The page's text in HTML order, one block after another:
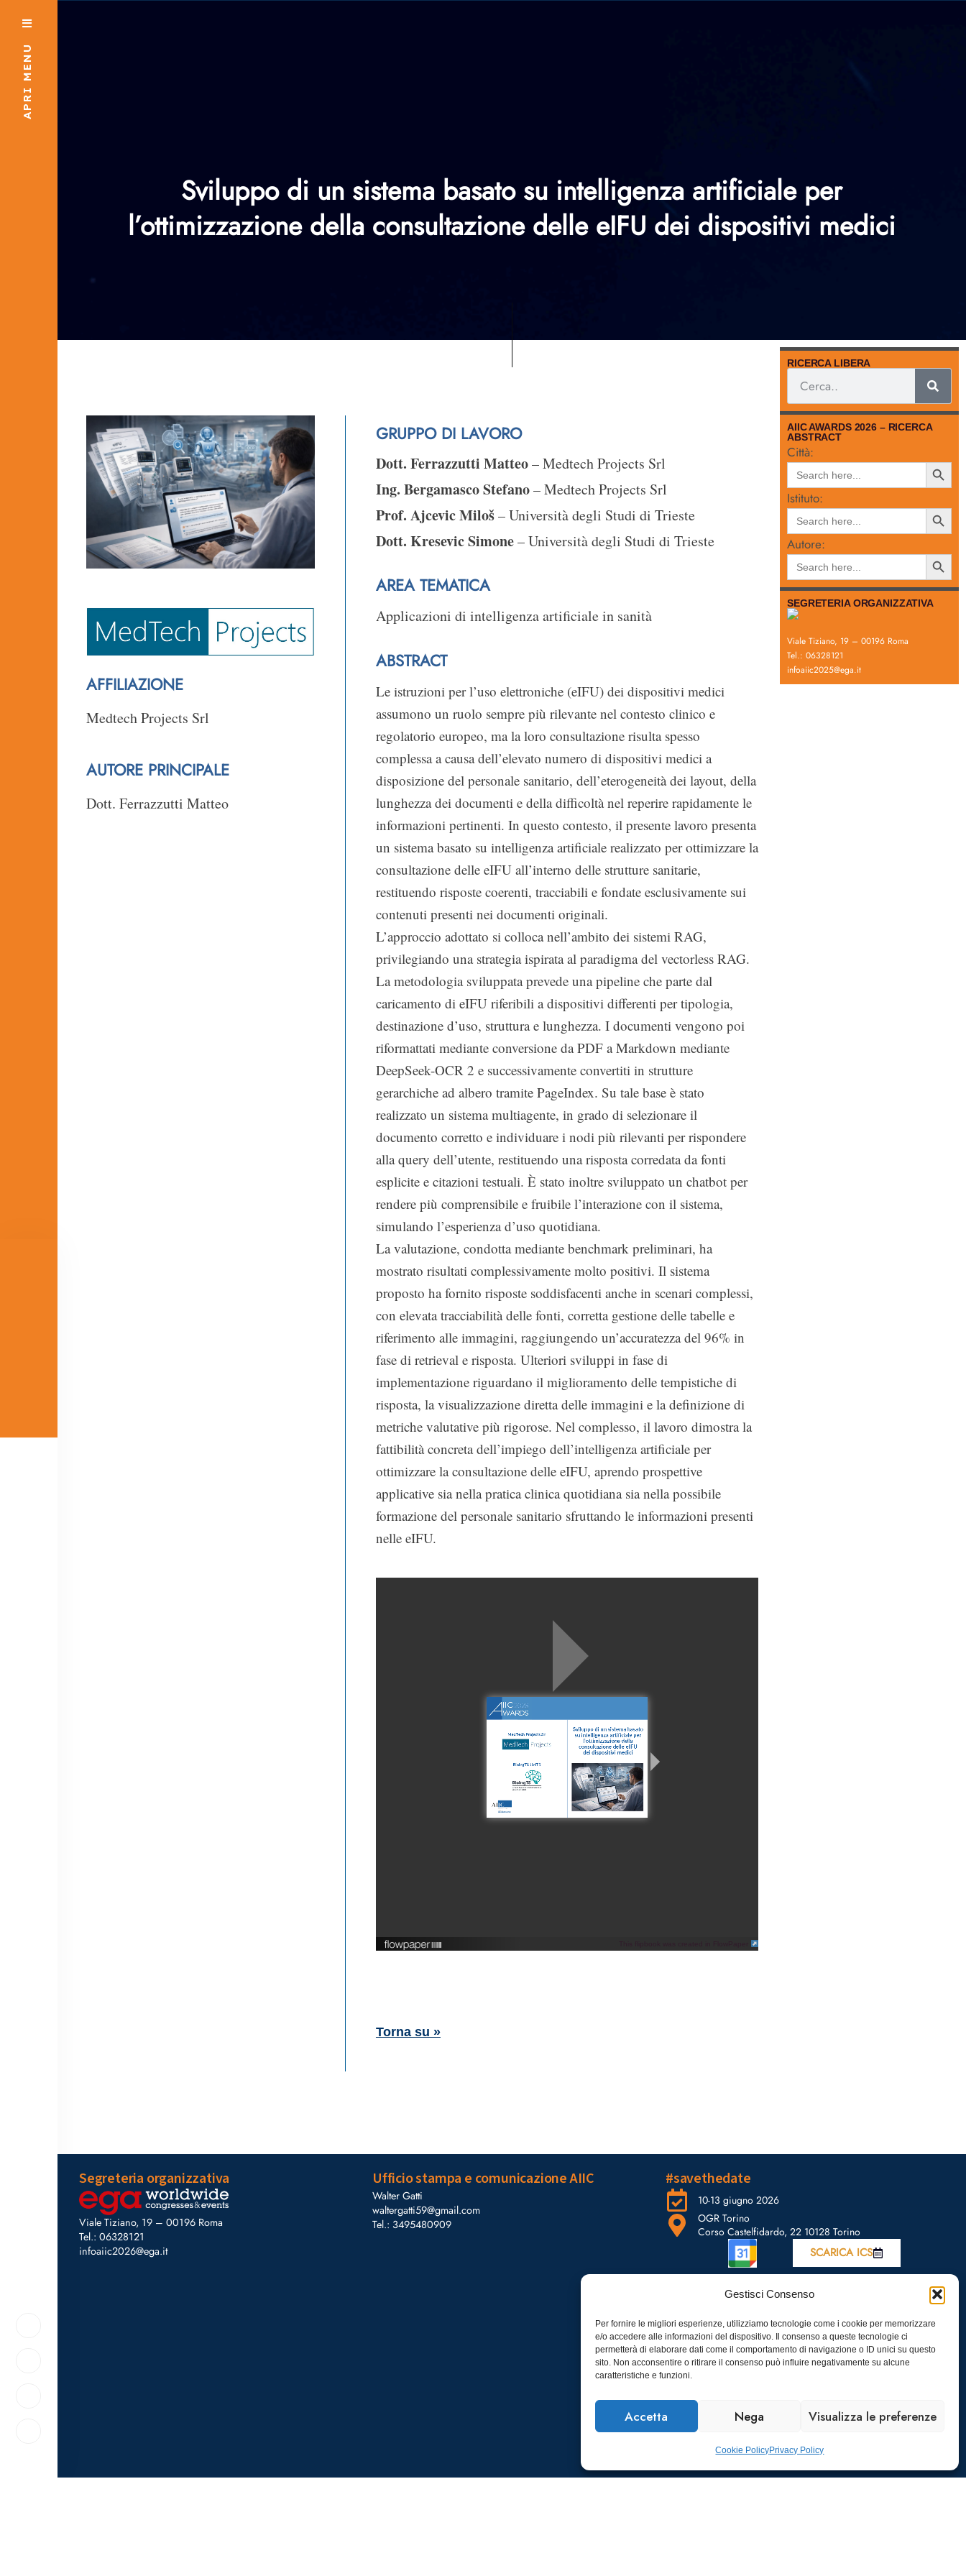
Gestisci Consenso
Per fornire le migliori esperienze, utilizziamo tecnologie come i cookie per memorizzare
e/o accedere alle informazioni del dispositivo. Il consenso a queste tecnologie ci
permetterà di elaborare dati come il comportamento di navigazione o ID unici su questo
sito. Non acconsentire o ritirare il consenso può influire negativamente su alcune
caratteristiche e funzioni.
Accetta Nega Visualizza le preferenze
Cookie PolicyPrivacy Policy
APRI MENU
Sviluppo di un sistema basato su intelligenza artificiale per
l’ottimizzazione della consultazione delle eIFU dei dispositivi medici
AFFILIAZIONE
Medtech Projects Srl
AUTORE PRINCIPALE
Dott. Ferrazzutti Matteo
GRUPPO DI LAVORO
Dott. Ferrazzutti Matteo– Medtech Projects Srl
Ing. Bergamasco Stefano– Medtech Projects Srl
Prof. Ajcevic Miloš– Università degli Studi di Trieste
Dott. Kresevic Simone– Università degli Studi di Trieste
AREA TEMATICA
Applicazioni di intelligenza artificiale in sanità
ABSTRACT
Le istruzioni per l’uso elettroniche (eIFU) dei dispositivi medici
assumono un ruolo sempre più rilevante nel contesto clinico e
regolatorio europeo, ma la loro consultazione risulta spesso
complessa a causa dell’elevato numero di dispositivi medici a
disposizione del personale sanitario, dell’eterogeneità dei layout, della
lunghezza dei documenti e della difficoltà nel reperire rapidamente le
informazioni pertinenti. In questo contesto, il presente lavoro presenta
un sistema basato su intelligenza artificiale realizzato per ottimizzare la
consultazione delle eIFU all’interno delle strutture sanitarie,
restituendo risposte coerenti, tracciabili e fondate esclusivamente sui
contenuti presenti nei documenti originali.
L’approccio adottato si colloca nell’ambito dei sistemi RAG,
privilegiando una strategia ispirata al paradigma del vectorless RAG.
La metodologia sviluppata prevede una pipeline che parte dal
caricamento di eIFU riferibili a dispositivi differenti per tipologia,
destinazione d’uso, struttura e lunghezza. I documenti vengono poi
riformattati mediante conversione da PDF a Markdown mediante
DeepSeek-OCR 2 e successivamente convertiti in strutture
gerarchiche ad albero tramite PageIndex. Su tale base è stato
realizzato un sistema multiagente, in grado di selezionare il
documento corretto e individuare i nodi più rilevanti per rispondere
alla query dell’utente, restituendo una risposta corredata da fonti
esplicite e citazioni testuali. È stato inoltre sviluppato un chatbot per
rendere più comprensibile e fruibile l’interazione con il sistema,
simulando l’esperienza d’uso quotidiana.
La valutazione, condotta mediante benchmark preliminari, ha
mostrato risultati complessivamente molto positivi. Il sistema
proposto ha fornito risposte soddisfacenti anche in scenari complessi,
con elevata tracciabilità delle fonti, corretta gestione delle tabelle e
riferimento alle immagini, raggiungendo un’accuratezza del 96% in
fase di retrieval e risposta. Ulteriori sviluppi in fase di
implementazione riguardano il miglioramento delle tempistiche di
risposta, la visualizzazione diretta delle immagini e la definizione di
metriche valutative più rigorose. Nel complesso, il lavoro dimostra la
fattibilità concreta dell’impiego dell’intelligenza artificiale per
ottimizzare la consultazione delle eIFU, aprendo prospettive
applicative sia nella pratica clinica quotidiana sia nella possibile
formazione del personale sanitario sfruttando le informazioni presenti
nelle eIFU.
Torna su »
RICERCA LIBERA
AIIC AWARDS 2026 – RICERCA
ABSTRACT
Città:
Search
for:
Search
Button
Istituto:
Search
for:
Search
Button
Autore:
Search
for:
Search
Button
SEGRETERIA ORGANIZZATIVA
Viale Tiziano, 19 – 00196 Roma
Tel.: 06328121
infoaiic2025@ega.it
Segreteria organizzativa
Viale Tiziano, 19 – 00196 Roma
Tel.: 06328121
infoaiic2026@ega.it
Ufficio stampa e comunicazione AIIC
Walter Gatti
waltergatti59@gmail.com
Tel.: 3495480909
#savethedate
10-13 giugno 2026
OGR Torino
Corso Castelfidardo, 22 10128 Torino
SCARICA ICS